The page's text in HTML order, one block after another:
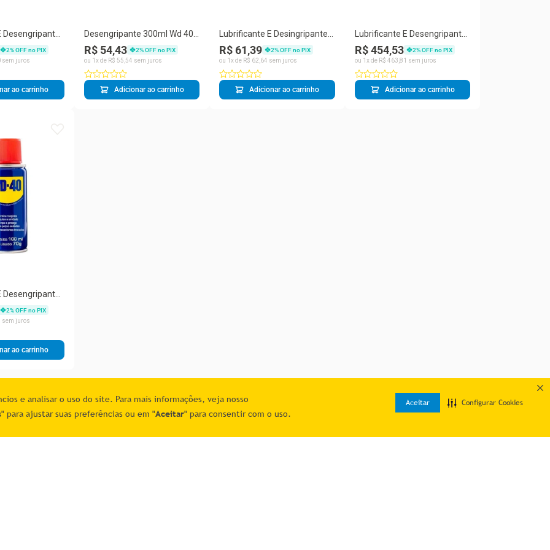
e analisar o uso do site. Para mais informações, veja nosso
" para ajustar suas preferências ou em "Aceitar" para consentir com o uso.
Aceitar Configurar Cookies
Desengripante
Flex Top Spray
2% OFF no PIX
sem juros
ao carrinho
Desengripante 300ml Wd 40
Sem Variação único
R$ 54,43 2% OFF no PIX
ou 1 x de R$ 55 54 sem juros
Adicionar ao carrinho
Lubrificante E Desingripante
Spray Wd-40 300ml
R$ 61,39 2% OFF no PIX
ou 1 x de R$ 62 64 sem juros
Adicionar ao carrinho
Lubrificante E Desengripante
Aerosol 300ml Spray Wd40 -...
R$ 454,53 2% OFF no PIX
ou 1 x de R$ 463 81 sem juros
Adicionar ao carrinho
Desengripante
Spay Wd40 -...
2% OFF no PIX
sem juros
ao carrinho